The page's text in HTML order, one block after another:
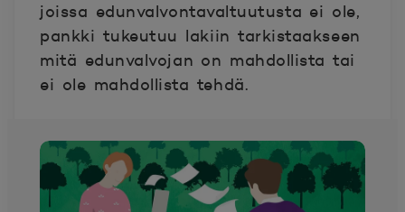
joissa edunvalvontavaltuutusta ei ole,
pankki tukeutuu lakiin tarkistaakseen
mitä edunvalvojan on mahdollista tai
ei ole mahdollista tehdä.